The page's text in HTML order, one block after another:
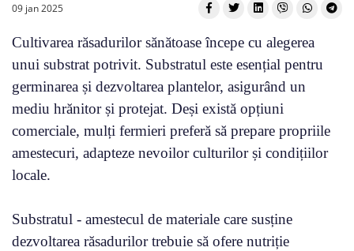
09 jan 2025
Cultivarea răsadurilor sănătoase începe cu alegerea
unui substrat potrivit. Substratul este esențial pentru
germinarea și dezvoltarea plantelor, asigurând un
mediu hrănitor și protejat. Deși există opțiuni
comerciale, mulți fermieri preferă să prepare propriile
amestecuri, adapteze nevoilor culturilor și condițiilor
locale.
Substratul - amestecul de materiale care susține
dezvoltarea răsadurilor trebuie să ofere nutriție